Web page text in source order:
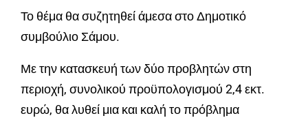
Το θέμα θα συζητηθεί άμεσα στο Δημοτικό
συμβούλιο Σάμου.
Με την κατασκευή των δύο προβλητών στη
περιοχή, συνολικού προϋπολογισμού 2,4 εκτ.
ευρώ, θα λυθεί μια και καλή το πρόβλημα